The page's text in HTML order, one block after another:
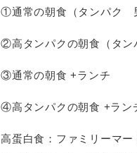
①通常の朝食（タンパク
②高タンパクの朝食（タ
③通常の朝食 +ランチ
④高タンパクの朝食 +ラン
高蛋白食：ファミリーマ